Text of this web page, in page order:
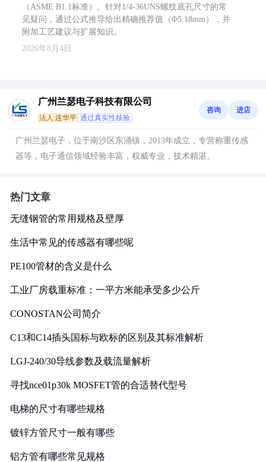
（ASME B1.1标准）。针对1/4-36UNS螺纹底孔尺寸的常
见疑问，通过公式推导给出精确推荐值（Φ5.18mm），并
附加工艺建议与扩展知识。
2026年8月4日
广州兰瑟电子科技有限公司
法人:连华平 通过真实性核验
咨询 进店
广州兰瑟电子，位于南沙区东涌镇，2013年成立，专营称重传感
器等，电子通信领域经验丰富，权威专业，技术精湛。
热门文章
无缝钢管的常用规格及壁厚
生活中常见的传感器有哪些呢
PE100管材的含义是什么
工业厂房载重标准：一平方米能承受多少公斤
CONOSTAN公司简介
C13和C14插头国标与欧标的区别及其标准解析
LGJ-240/30导线参数及载流量解析
寻找nce01p30k MOSFET管的合适替代型号
电梯的尺寸有哪些规格
镀锌方管尺寸一般有哪些
铝方管有哪些常见规格